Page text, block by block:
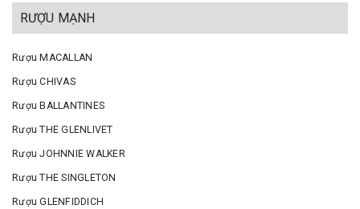
RƯỢU MẠNH
Rượu MACALLAN
Rượu CHIVAS
Rượu BALLANTINES
Rượu THE GLENLIVET
Rượu JOHNNIE WALKER
Rượu THE SINGLETON
Rượu GLENFIDDICH